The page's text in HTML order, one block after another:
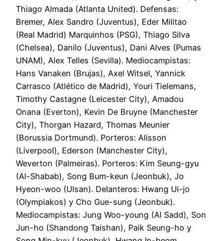
Thiago Almada (Atlanta United). Defensas:
Bremer, Alex Sandro (Juventus), Eder Militao
(Real Madrid) Marquinhos (PSG), Thiago Silva
(Chelsea), Danilo (Juventus), Dani Alves (Pumas
UNAM), Alex Telles (Sevilla). Mediocampistas:
Hans Vanaken (Brujas), Axel Witsel, Yannick
Carrasco (Atlético de Madrid), Youri Tielemans,
Timothy Castagne (Leicester City), Amadou
Onana (Everton), Kevin De Bruyne (Manchester
City), Thorgan Hazard, Thomas Meunier
(Borussia Dortmund). Porteros: Alisson
(Liverpool), Ederson (Manchester City),
Weverton (Palmeiras). Porteros: Kim Seung-gyu
(Al-Shabab), Song Bum-keun (Jeonbuk), Jo
Hyeon-woo (Ulsan). Delanteros: Hwang Ui-jo
(Olympiakos) y Cho Gue-sung (Jeonbuk).
Mediocampistas: Jung Woo-young (Al Sadd), Son
Jun-ho (Shandong Taishan), Paik Seung-ho y